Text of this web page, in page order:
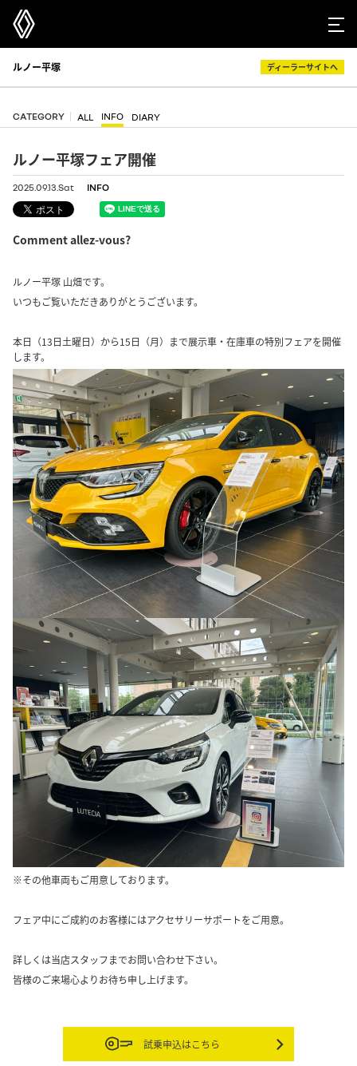
ルノー平塚 ディーラーサイトへ
CATEGORY ALL INFO DIARY
ルノー平塚フェア開催
2025.09.13.Sat INFO
Comment allez-vous?
ルノー平塚 山畑です。
いつもご覧いただきありがとうございます。
本日（13日土曜日）から15日（月）まで展示車・在庫車の特別フェアを開催
します。
※その他車両もご用意しております。
フェア中にご成約のお客様にはアクセサリーサポートをご用意。
詳しくは当店スタッフまでお問い合わせ下さい。
皆様のご来場心よりお待ち申し上げます。
試乗申込はこちら